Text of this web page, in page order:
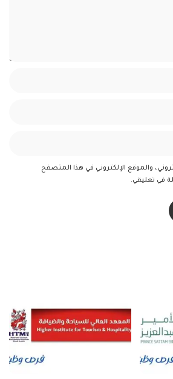
والموقع الإلكتروني في هذا المتصفح
في تعليقي.